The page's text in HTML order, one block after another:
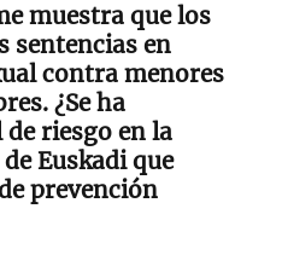
muestra que los
sentencias en
contra menores
¿Se ha
riesgo en la
Euskadi que
prevención